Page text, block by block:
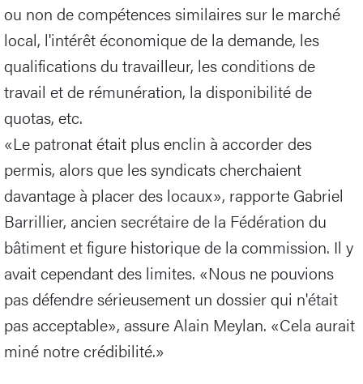
ou non de compétences similaires sur le marché
local, l'intérêt économique de la demande, les
qualifications du travailleur, les conditions de
travail et de rémunération, la disponibilité de
quotas, etc.
«Le patronat était plus enclin à accorder des
permis, alors que les syndicats cherchaient
davantage à placer des locaux», rapporte Gabriel
Barrillier, ancien secrétaire de la Fédération du
bâtiment et figure historique de la commission. Il y
avait cependant des limites. «Nous ne pouvions
pas défendre sérieusement un dossier qui n'était
pas acceptable», assure Alain Meylan. «Cela aurait
miné notre crédibilité.»